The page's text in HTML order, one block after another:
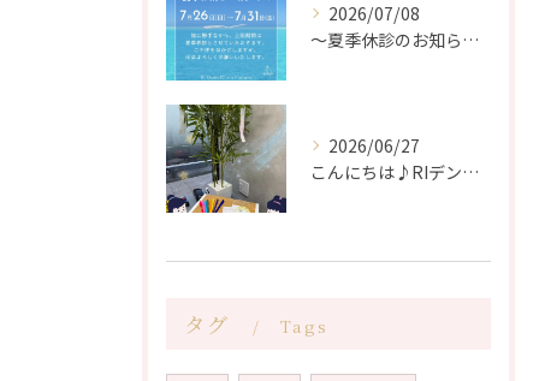
2026/07/08
〜夏季休診のお知らせ〜
2026/06/27
こんにちは♪RIデンタルクリニック中野です🦷
タグ Tags